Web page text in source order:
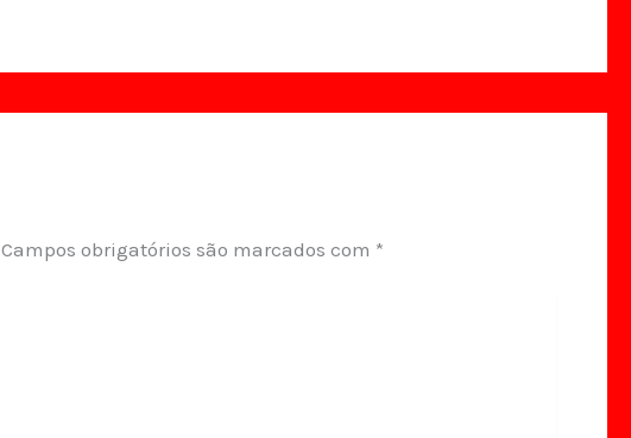
Campos obrigatórios são marcados com *